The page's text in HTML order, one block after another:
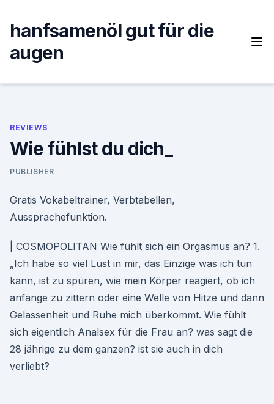
content
hanfsamenöl gut für die
augen
REVIEWS
Wie fühlst du dich_
PUBLISHER
Gratis Vokabeltrainer, Verbtabellen,
Aussprachefunktion.
| COSMOPOLITAN Wie fühlt sich ein Orgasmus an? 1.
„Ich habe so viel Lust in mir, das Einzige was ich tun
kann, ist zu spüren, wie mein Körper reagiert, ob ich
anfange zu zittern oder eine Welle von Hitze und dann
Gelassenheit und Ruhe mich überkommt. Wie fühlt
sich eigentlich Analsex für die Frau an? was sagt die
28 jährige zu dem ganzen? ist sie auch in dich
verliebt?